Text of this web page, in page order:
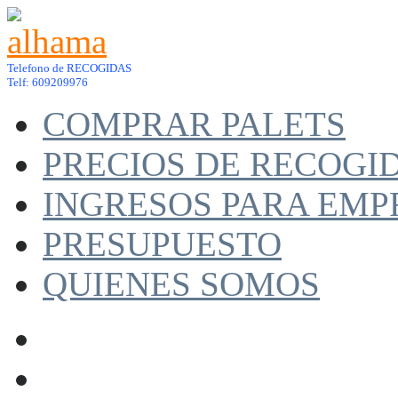
Telefono de RECOGIDAS
Telf: 609209976
COMPRAR PALETS
PRECIOS DE
INGRESOS PARA
PRESUPUESTO
QUIENES SOMOS